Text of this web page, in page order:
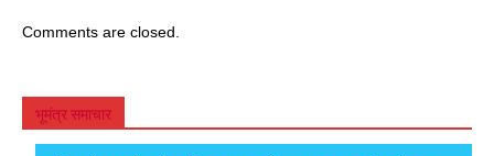
Comments are closed.
भूमंत्र समाचार